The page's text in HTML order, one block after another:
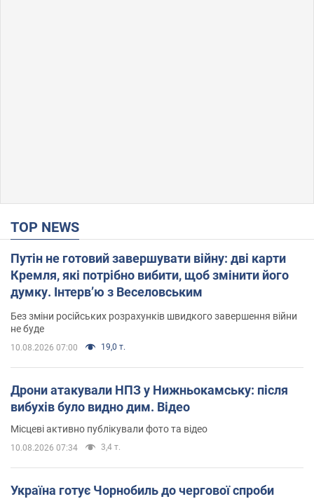
TOP NEWS
Путін не готовий завершувати війну: дві карти
Кремля, які потрібно вибити, щоб змінити його
думку. Інтерв’ю з Веселовським
Без зміни російських розрахунків швидкого завершення війни
не буде
10.08.2026 07:00 19,0 т.
Дрони атакували НПЗ у Нижньокамську: після
вибухів було видно дим. Відео
Місцеві активно публікували фото та відео
10.08.2026 07:34 3,4 т.
Україна готує Чорнобиль до чергової спроби